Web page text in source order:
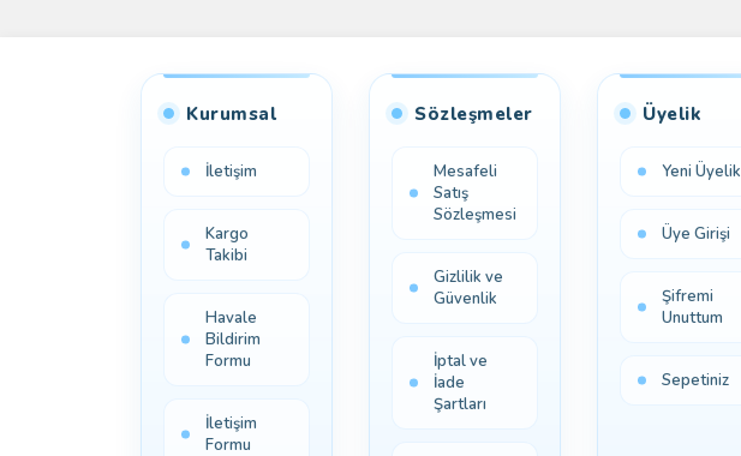
Kurumsal
İletişim
Kargo
Takibi
Havale
Bildirim
Formu
İletişim
Formu
Sözleşmeler
Mesafeli
Satış
Sözleşmesi
Gizlilik ve
Güvenlik
İptal ve
İade
Şartları
Üyelik
Yeni Üyelik
Üye Girişi
Şifremi
Unuttum
Sepetiniz